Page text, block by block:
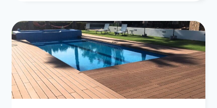
DE
LA
MADERA
QUEMADA
PARA
REVESTIMIENTO
LA
ANTIGUA
TÉCNICA
JAPONESA
QUE